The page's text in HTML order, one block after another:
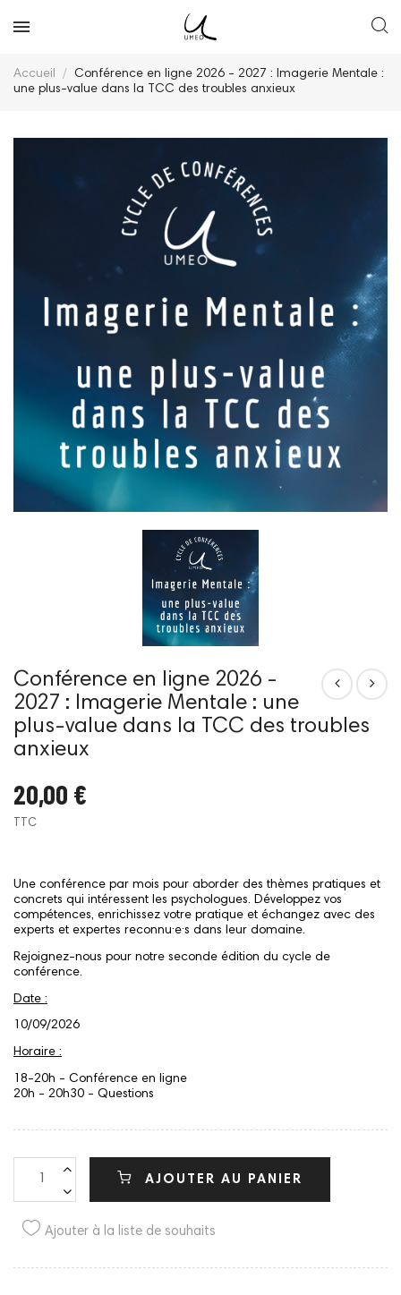
Accueil
Conférence en ligne 2026 - 2027 : Imagerie Mentale :
une plus-value dans la TCC des troubles anxieux
Conférence en ligne 2026 -
2027 : Imagerie Mentale : une
plus-value dans la TCC des troubles
anxieux
20,00 €
TTC
Une conférence par mois pour aborder des thèmes pratiques et
concrets qui intéressent les psychologues. Développez vos
compétences, enrichissez votre pratique et échangez avec des
experts et expertes reconnu·e·s dans leur domaine.
Rejoignez-nous pour notre seconde édition du cycle de
conférence.
Date :
10/09/2026
Horaire :
18-20h - Conférence en ligne
20h - 20h30 - Questions
AJOUTER AU PANIER
Ajouter à la liste de souhaits